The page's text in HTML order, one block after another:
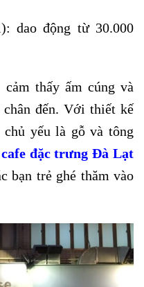
dao động từ 30.000
cảm thấy ấm cúng và
đến. Với thiết kế
yếu là gỗ và tông
đặc trưng Đà Lạt
bạn trẻ ghé thăm vào